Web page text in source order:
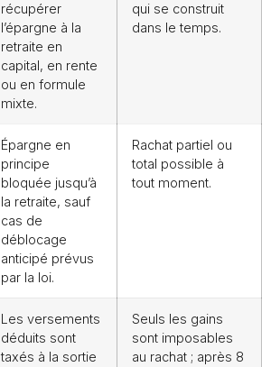
récupérer
l’épargne à la
retraite en
capital, en rente
ou en formule
mixte.
qui se construit
dans le temps.
Épargne en
principe
bloquée jusqu’à
la retraite, sauf
cas de
déblocage
anticipé prévus
par la loi.
Rachat partiel ou
total possible à
tout moment.
Les versements
déduits sont
taxés à la sortie
Seuls les gains
sont imposables
au rachat ; après 8